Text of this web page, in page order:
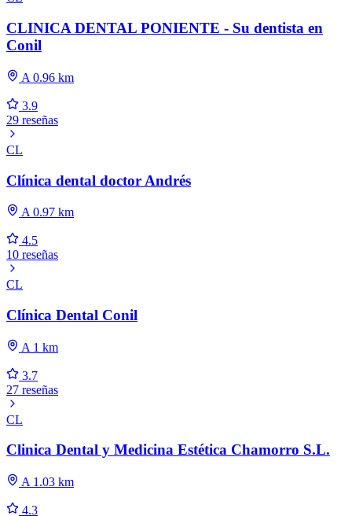
CLINICA DENTAL PONIENTE - Su dentista en
Conil
A 0.96 km
3.9
29 reseñas
CL
Clínica dental doctor Andrés
A 0.97 km
4.5
10 reseñas
CL
Clínica Dental Conil
A 1 km
3.7
27 reseñas
CL
Clinica Dental y Medicina Estética Chamorro S.L.
A 1.03 km
4.3